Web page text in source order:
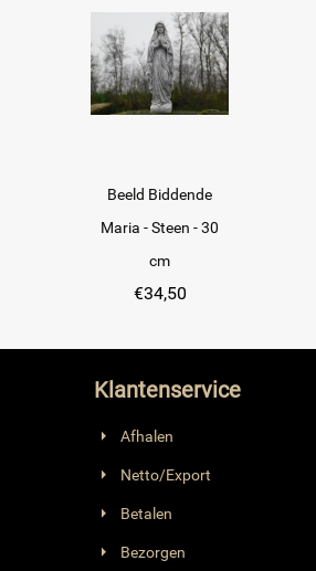
Beeld Biddende
Maria - Steen - 30
cm
€34,50
Klantenservice
Afhalen
Netto/Export
Betalen
Bezorgen